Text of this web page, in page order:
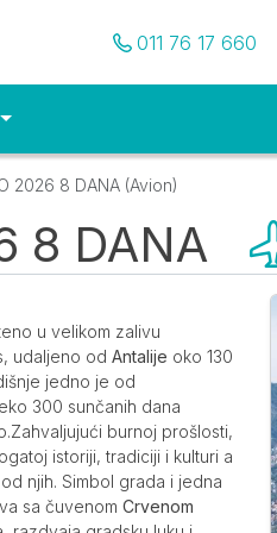
Pozovite nas
011 76 17 660
2026 8 DANA (Avion)
8 DANA
u velikom zalivu
udaljeno od Antalije oko 130
jedno je od
300 sunčanih dana
burnoj prošlosti,
istoriji, tradiciji i kulturi a
njih. Simbol grada i jedna
sa čuvenom Crvenom